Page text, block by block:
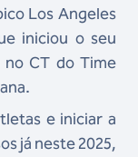
Los Angeles
iniciou o seu
CT do Time
e iniciar a
já neste 2025,